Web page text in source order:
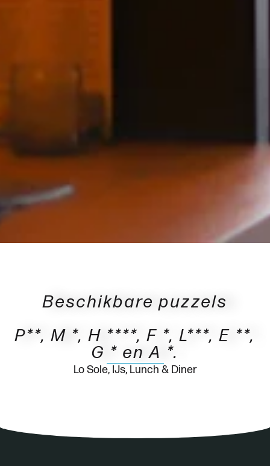
Beschikbare puzzels
P**, M *, H ****, F *, L***, E **,
G * en A *.
Lo Sole, IJs, Lunch & Diner